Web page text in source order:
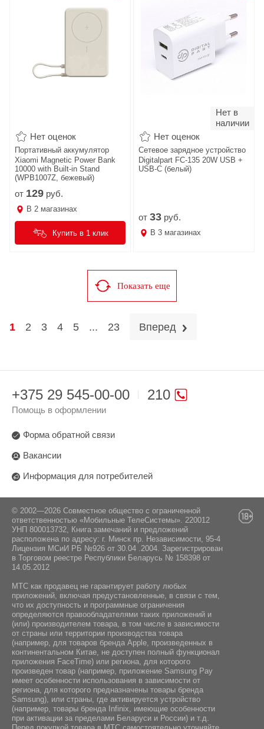
Нет оценок
Портативный аккумулятор
Xiaomi Magnetic Power Bank
10000 with Built-in Stand
(WPB1007Z, бежевый)
от 129 руб.
В 2 магазинах
Купить в 1 клик
Нет в
наличии
Нет оценок
Сетевое зарядное устройство
Digitalpart FC-135 20W USB +
USB-C (белый)
от 33 руб.
В 3 магазинах
Показать еще
1 2 3 4 5 ... 23 Вперед
210
+375 29 545-00-00
Помощь в оформлении
Форма обратной связи
Вакансии
Информация для потребителей
© 2002—2026 Совместное общество с ограниченной
ответственностью «Мобильные ТелеСистемы». 220012
УНП 800013732, Книга замечаний и предложений
расположена по адресу: г. Минск пр. Независимости, 95-4
Лицензия МСиИ РБ №926 от 30.04 .2004. Зарегистрирован
в Торговом реестре Республики Беларусь № 158398 от
14.05.2012
МТС как продавец не гарантирует работу любых
приложений, включая предустановленные, в связи с тем,
что их доступность и программные ограничения
определяются правообладателями таких приложений и
(или) производителем товара, в том числе в зависимости
от страны или территории производства товара
(например, для товаров бренда Apple, произведенных в
континентальном Китае, не доступен полный функционал
приложения FaceTime) или региона, для которого
произведен товар (например, приложение Samsung Pay
имеет особенности использования в зависимости от
региона, для которого предназначены товары бренда
Samsung), или страны, где активируется устройство
(например, товары бренда Infiniх, имеющие особенности
при активации за пределами Беларуси и России) и т.д.